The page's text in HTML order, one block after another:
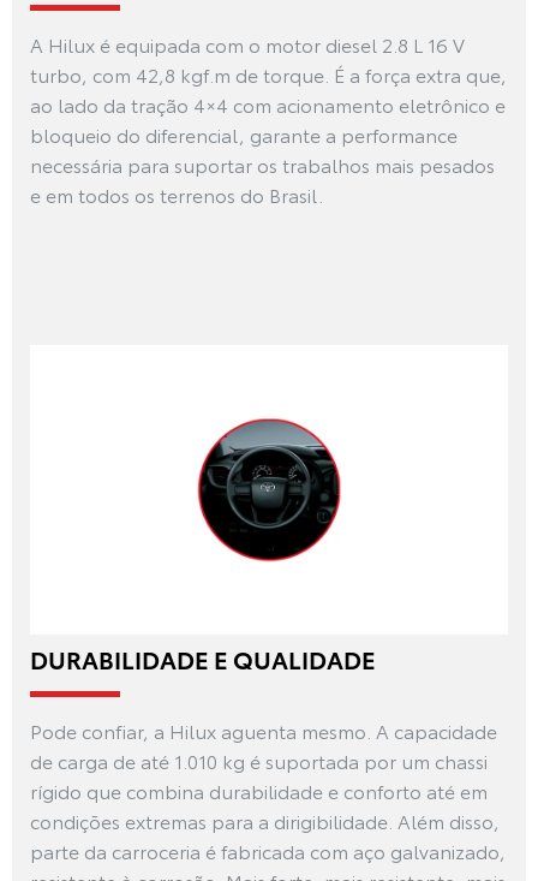
A Hilux é equipada com o motor diesel 2.8 L 16 V
turbo, com 42,8 kgf.m de torque. É a força extra que,
ao lado da tração 4×4 com acionamento eletrônico e
bloqueio do diferencial, garante a performance
necessária para suportar os trabalhos mais pesados
e em todos os terrenos do Brasil.
DURABILIDADE E QUALIDADE
Pode confiar, a Hilux aguenta mesmo. A capacidade
de carga de até 1.010 kg é suportada por um chassi
rígido que combina durabilidade e conforto até em
condições extremas para a dirigibilidade. Além disso,
parte da carroceria é fabricada com aço galvanizado,